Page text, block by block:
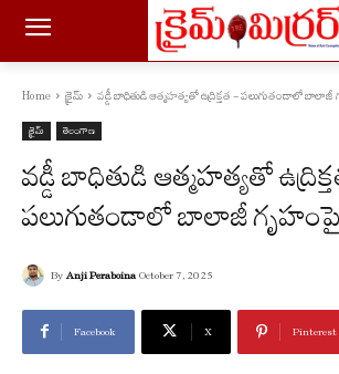
Home క్రైమ్ వడ్డీ బాధితుడి ఆత్మహత్యతో ఉద్రిక్తత - పలుగుతండాలో
క్రైమ్ తెలంగాణ
వడ్డీ బాధితుడి ఆత్మహత్యతో
పలుగుతండాలో బాలాజీ
By Anji Peraboina October 7, 2025
Facebook X Pinterest